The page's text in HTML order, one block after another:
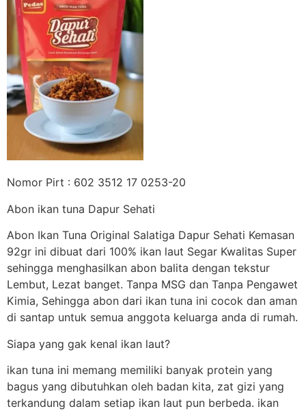
Nomor Pirt : 602 3512 17 0253-20
Abon ikan tuna Dapur Sehati
Abon Ikan Tuna Original Salatiga Dapur Sehati Kemasan
92gr ini dibuat dari 100% ikan laut Segar Kwalitas Super
sehingga menghasilkan abon balita dengan tekstur
Lembut, Lezat banget. Tanpa MSG dan Tanpa Pengawet
Kimia, Sehingga abon dari ikan tuna ini cocok dan aman
di santap untuk semua anggota keluarga anda di rumah.
Siapa yang gak kenal ikan laut?
ikan tuna ini memang memiliki banyak protein yang
bagus yang dibutuhkan oleh badan kita, zat gizi yang
terkandung dalam setiap ikan laut pun berbeda. ikan